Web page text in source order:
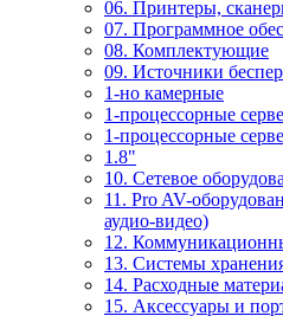
06. Принтеры,
07. Программное
08. Комплектующие
09. Источники
1-но камерные
1-процессорные
1-процессорные
1.8"
10. Сетевое
11. Pro AV-
аудио-видео)
12.
13. Системы
14. Расходные
15. Аксессуары и